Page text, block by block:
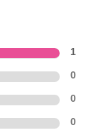
1
0
0
0